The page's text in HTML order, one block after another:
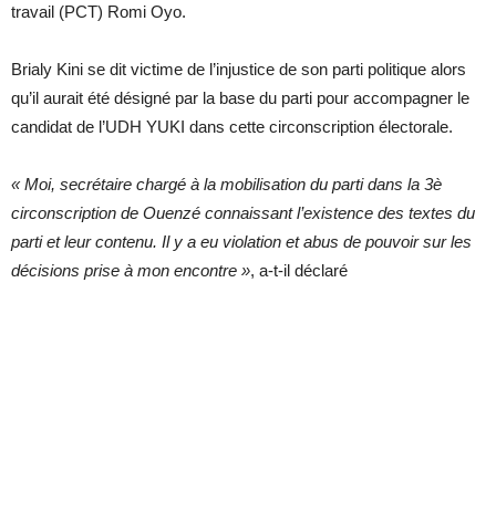
travail (PCT) Romi Oyo.
Brialy Kini se dit victime de l’injustice de son parti politique alors
qu’il aurait été désigné par la base du parti pour accompagner le
candidat de l’UDH YUKI dans cette circonscription électorale.
« Moi, secrétaire chargé à la mobilisation du parti dans la 3è
circonscription de Ouenzé connaissant l’existence des textes du
parti et leur contenu. Il y a eu violation et abus de pouvoir sur les
décisions prise à mon encontre », a-t-il déclaré